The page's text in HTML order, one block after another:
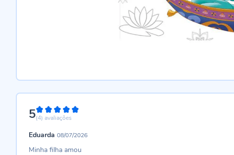
5100%
(4) avaliações
Eduarda 08/07/2026
Minha filha amou